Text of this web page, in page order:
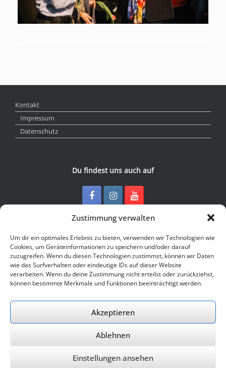
Zustimmung verwalten
Um dir ein optimales Erlebnis zu bieten, verwenden wir Technologien wie
Cookies, um Geräteinformationen zu speichern und/oder darauf
zuzugreifen. Wenn du diesen Technologien zustimmst, können wir Daten
wie das Surfverhalten oder eindeutige IDs auf dieser Website
verarbeiten. Wenn du deine Zustimmung nicht erteilst oder zurückziehst,
können bestimmte Merkmale und Funktionen beeinträchtigt werden.
Akzeptieren
Ablehnen
Einstellungen ansehen
Kontakt
Impressum
Datenschutz
Du findest uns auch auf
Kontakt
Junge Presse Niedersachsen e.V.
Rückertstraße 10
30169 Hannover
© 2026 Junge Presse Niedersachsen e.V.
Ein Theme vonSiteOrigin